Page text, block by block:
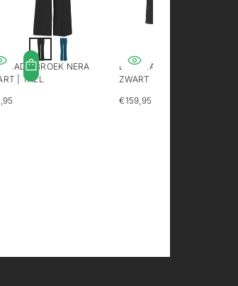
BROEK NERA
| TALL
LONGLADY BLAZER CATHY
ZWART | TALL
REGULIERE
€159,95